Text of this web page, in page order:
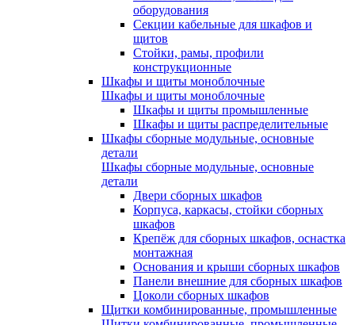
оборудования
Секции кабельные для шкафов и
щитов
Стойки, рамы, профили
конструкционные
Шкафы и щиты моноблочные
Шкафы и щиты моноблочные
Шкафы и щиты промышленные
Шкафы и щиты распределительные
Шкафы сборные модульные, основные
детали
Шкафы сборные модульные, основные
детали
Двери сборных шкафов
Корпуса, каркасы, стойки сборных
шкафов
Крепёж для сборных шкафов, оснастка
монтажная
Основания и крыши сборных шкафов
Панели внешние для сборных шкафов
Цоколи сборных шкафов
Щитки комбинированные, промышленные